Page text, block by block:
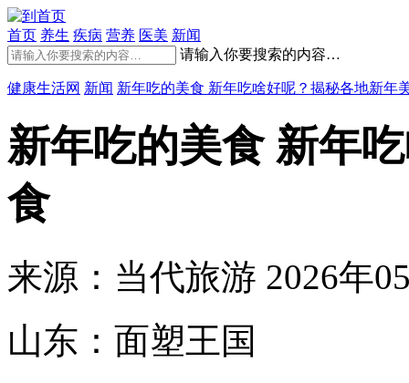
首页 养生 疾病 营养 医美 新闻
请输入你要搜索的内容…
健康生活网 新闻 新年吃的美食 新年吃啥好呢？揭秘各地新年
新年吃的美食 新年
食
来源：当代旅游 2026年
山东：面塑王国